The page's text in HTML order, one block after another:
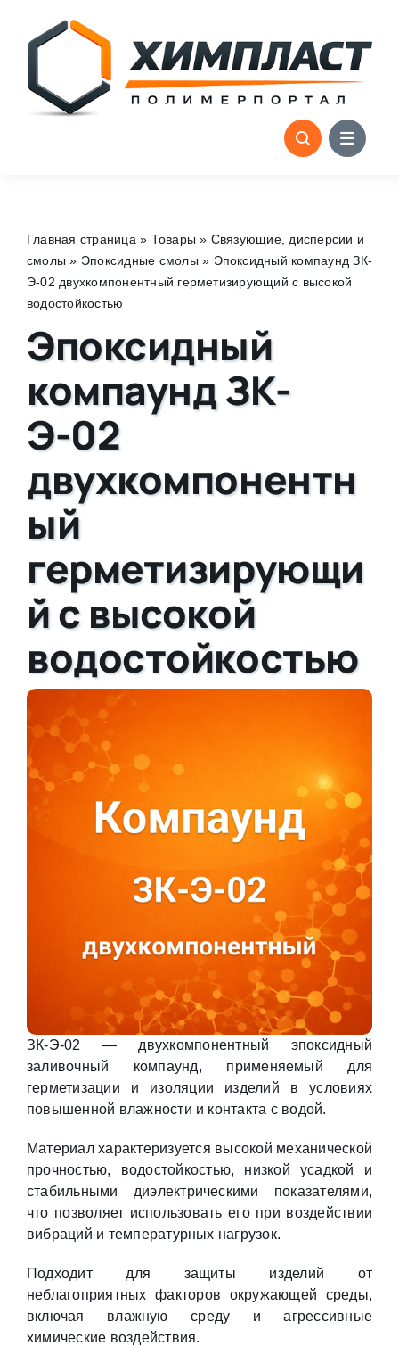
content
Главная страница » Товары » Связующие, дисперсии и
смолы » Эпоксидные смолы » Эпоксидный компаунд ЗК-
Э-02 двухкомпонентный герметизирующий с высокой
водостойкостью
Эпоксидный
компаунд ЗК-
Э-02
двухкомпонентн
ый
герметизирующи
й с высокой
водостойкостью
ЗК-Э-02 — двухкомпонентный эпоксидный
заливочный компаунд, применяемый для
герметизации и изоляции изделий в условиях
повышенной влажности и контакта с водой.
Материал характеризуется высокой механической
прочностью, водостойкостью, низкой усадкой и
стабильными диэлектрическими показателями,
что позволяет использовать его при воздействии
вибраций и температурных нагрузок.
Подходит для защиты изделий от
неблагоприятных факторов окружающей среды,
включая влажную среду и агрессивные
химические воздействия.